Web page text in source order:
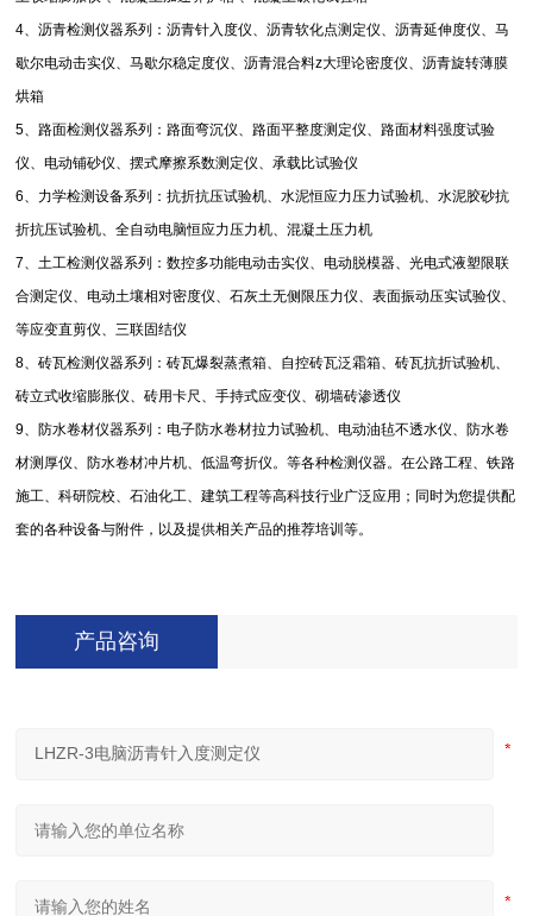
4、沥青检测仪器系列：沥青针入度仪、沥青软化点测定仪、沥青延伸度仪、马
歇尔电动击实仪、马歇尔稳定度仪、沥青混合料z大理论密度仪、沥青旋转薄膜
烘箱
5、路面检测仪器系列：路面弯沉仪、路面平整度测定仪、路面材料强度试验
仪、电动铺砂仪、摆式摩擦系数测定仪、承载比试验仪
6、力学检测设备系列：抗折抗压试验机、水泥恒应力压力试验机、水泥胶砂抗
折抗压试验机、全自动电脑恒应力压力机、混凝土压力机
7、土工检测仪器系列：数控多功能电动击实仪、电动脱模器、光电式液塑限联
合测定仪、电动土壤相对密度仪、石灰土无侧限压力仪、表面振动压实试验仪、
等应变直剪仪、三联固结仪
8、砖瓦检测仪器系列：砖瓦爆裂蒸煮箱、自控砖瓦泛霜箱、砖瓦抗折试验机、
砖立式收缩膨胀仪、砖用卡尺、手持式应变仪、砌墙砖渗透仪
9、防水卷材仪器系列：电子防水卷材拉力试验机、电动油毡不透水仪、防水卷
材测厚仪、防水卷材冲片机、低温弯折仪。等各种检测仪器。在公路工程、铁路
施工、科研院校、石油化工、建筑工程等高科技行业广泛应用；同时为您提供配
套的各种设备与附件，以及提供相关产品的推荐培训等。
产品咨询